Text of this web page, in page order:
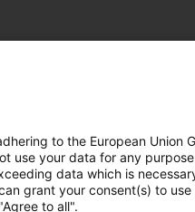
to the European Union
use your data for any
data which is
grant your consent(s) to
to all".